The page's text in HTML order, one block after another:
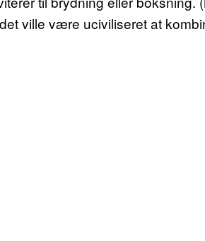
ville være uciviliseret at